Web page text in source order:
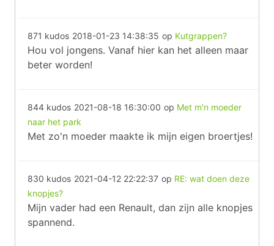
871 kudos 2018-01-23 14:38:35 op Kutgrappen?
Hou vol jongens. Vanaf hier kan het alleen maar
beter worden!
844 kudos 2021-08-18 16:30:00 op Met m'n moeder
naar het park
Met zo'n moeder maakte ik mijn eigen broertjes!
830 kudos 2021-04-12 22:22:37 op RE: wat doen deze
knopjes?
Mijn vader had een Renault, dan zijn alle knopjes
spannend.